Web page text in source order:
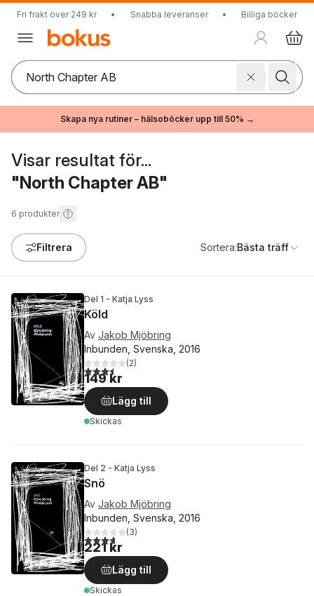
Fri frakt över 249 kr • Snabba leveranser • Billiga böcker
Skapa nya rutiner – hälsoböcker upp till 50% →
Visar resultat för...
"North Chapter AB"
6 produkter
Filtrera Sortera:Bästa träff
Del 1 - Katja Lyss
Köld
Av Jakob Mjöbring
Inbunden, Svenska, 2016
3,5utav 5 stjärnor. Totalt antal röster:
(2)
149 kr
Lägg till
Skickas
Del 2 - Katja Lyss
Snö
Av Jakob Mjöbring
Inbunden, Svenska, 2016
3,7utav 5 stjärnor. Totalt antal röster:
(3)
221 kr
Lägg till
Skickas